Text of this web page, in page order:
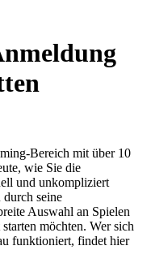
Bereich mit über 10
wie Sie die
und unkompliziert
seine
Auswahl an Spielen
möchten. Wer sich
funktioniert, findet hier